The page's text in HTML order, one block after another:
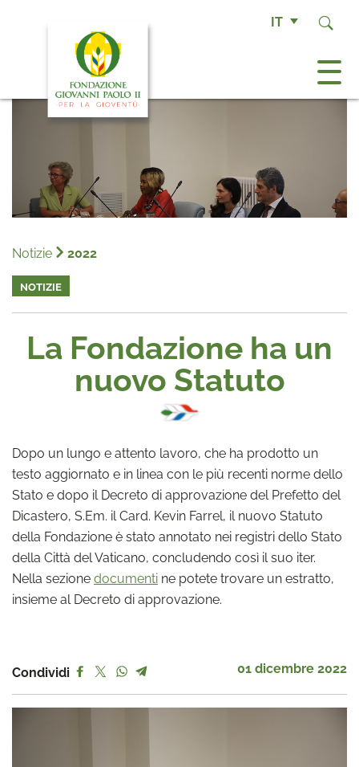
IT
Notizie 2022
NOTIZIE
La Fondazione ha un
nuovo Statuto
Dopo un lungo e attento lavoro, che ha prodotto un
testo aggiornato e in linea con le più recenti norme dello
Stato e dopo il Decreto di approvazione del Prefetto del
Dicastero, S.Em. il Card. Kevin Farrel, il nuovo Statuto
della Fondazione è stato annotato nei registri dello Stato
della Città del Vaticano, concludendo così il suo iter.
Nella sezionedocumenti ne potete trovare un estratto,
insieme al Decreto di approvazione.
Condividi 01 dicembre 2022